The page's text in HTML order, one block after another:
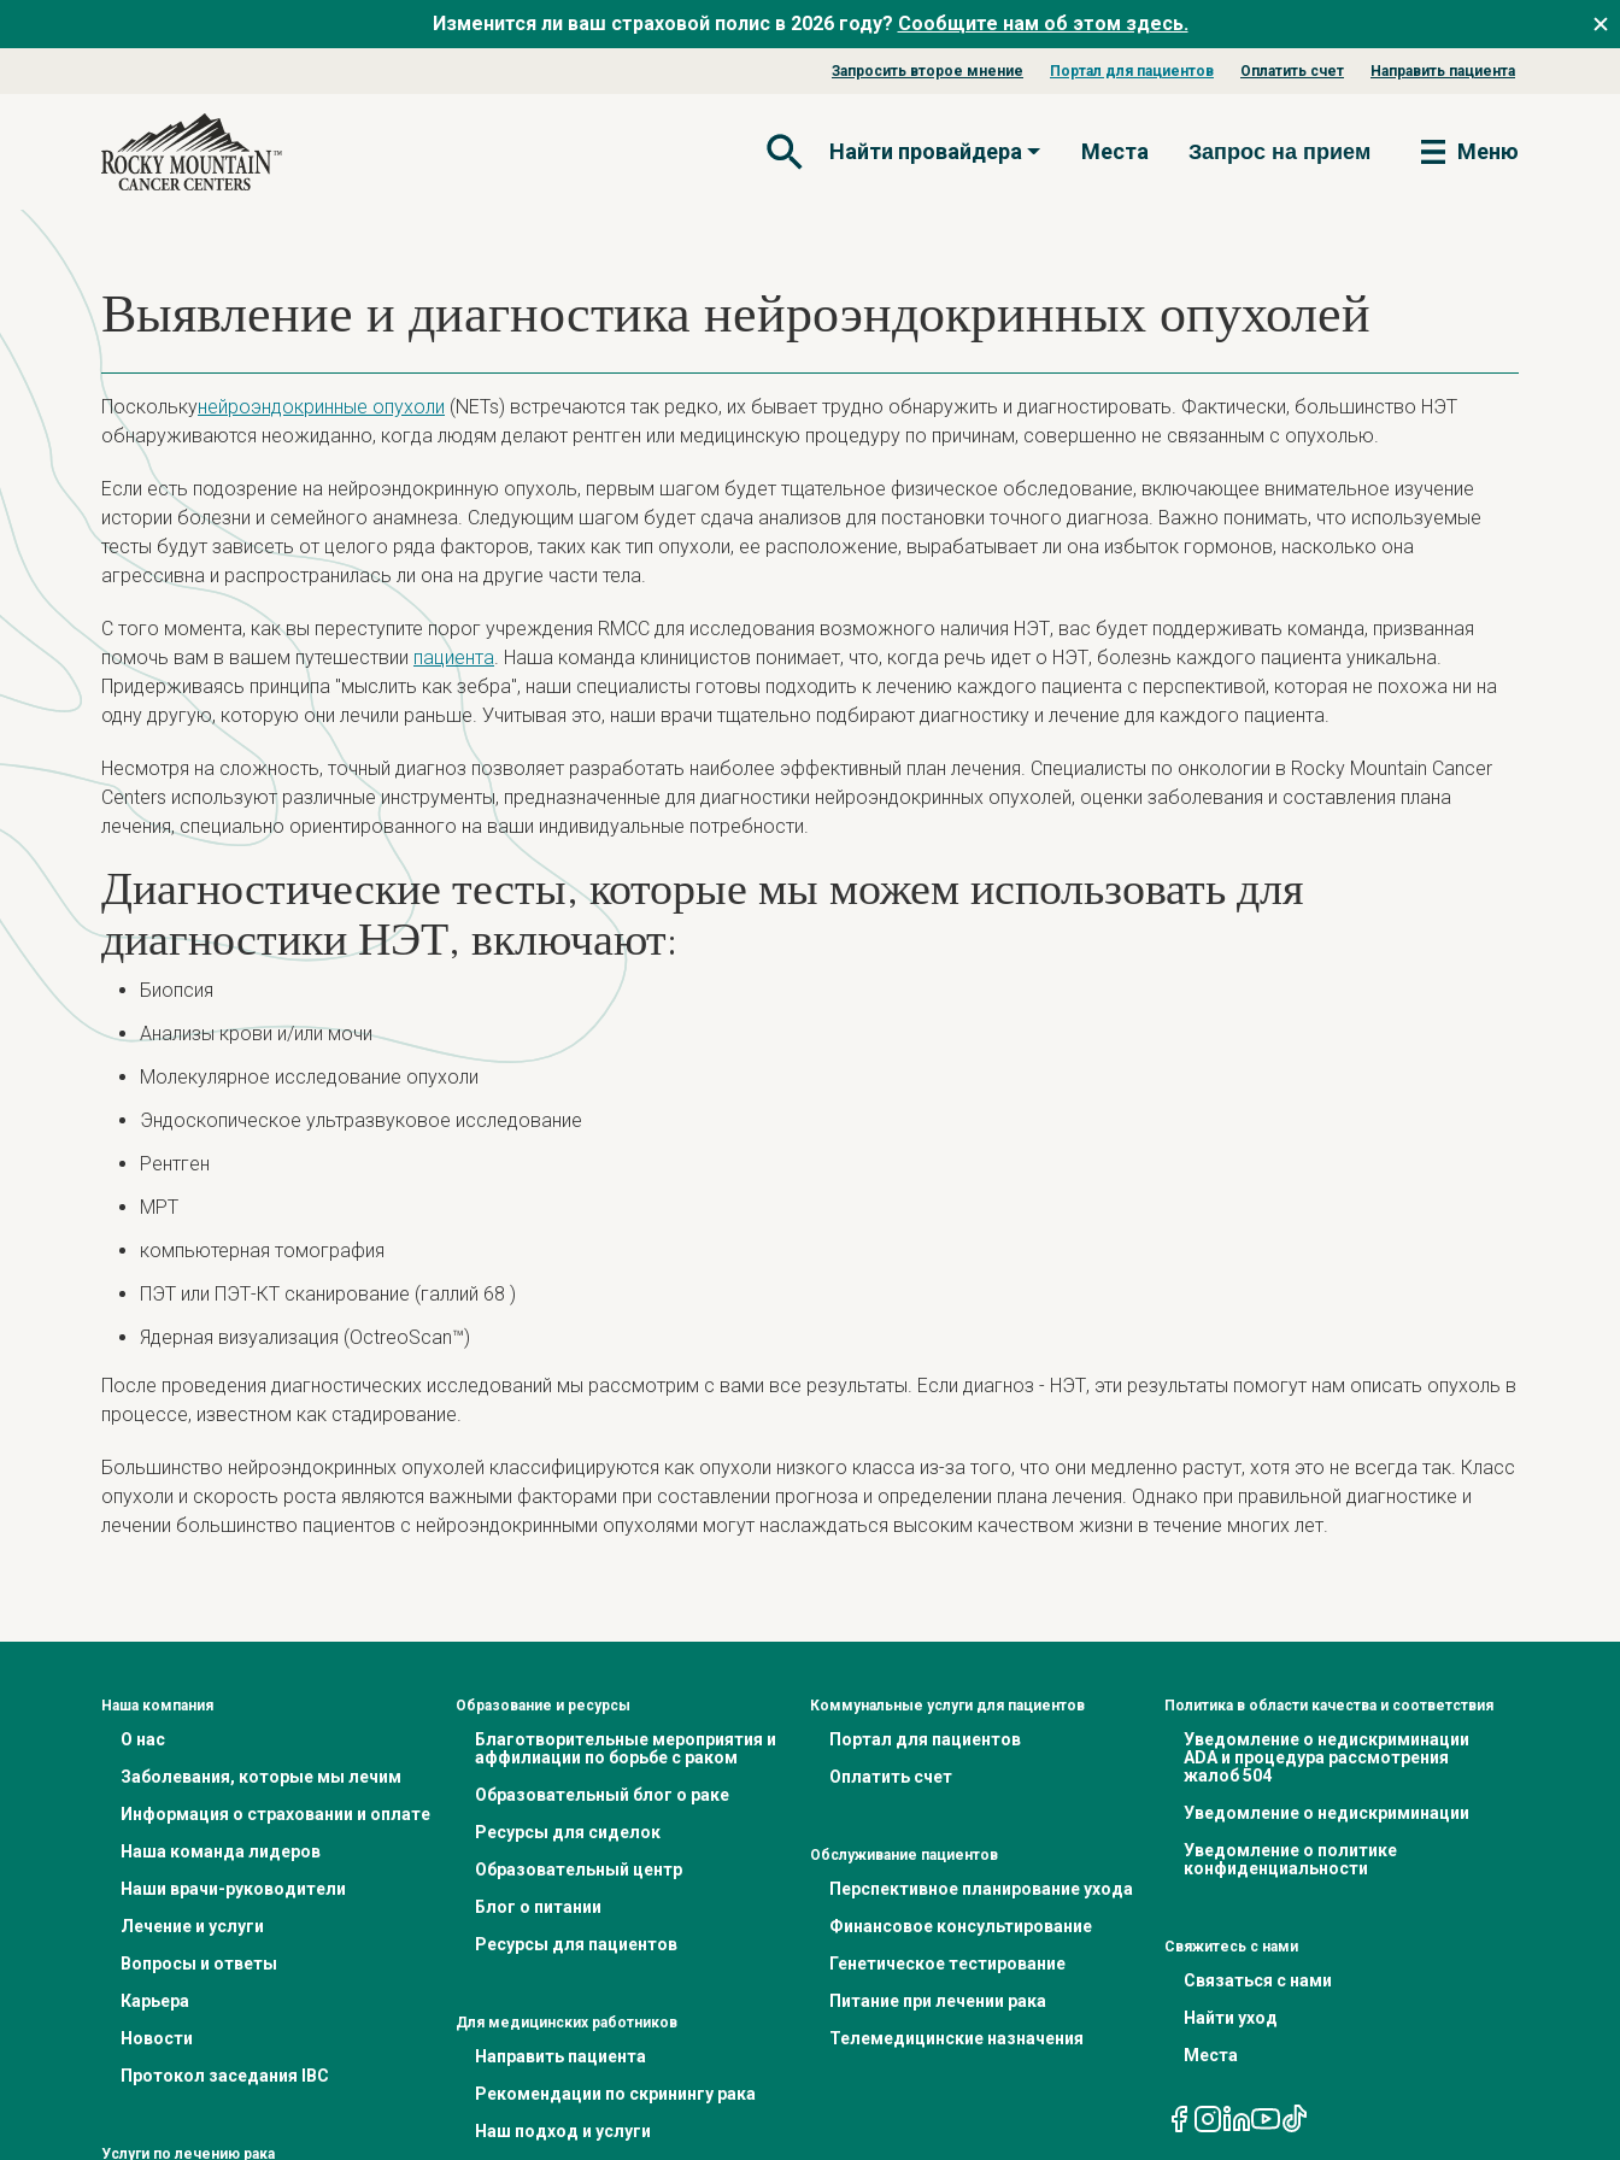
Изменится ли ваш страховой полис в 2026 году? Сообщите нам об этом здесь.
Запросить второе мнение Портал для пациентов Оплатить счет Направить пациента
Открытая форма поиска
Найти провайдера Места Запрос на прием Меню
Выявление и диагностика нейроэндокринных опухолей
Посколькунейроэндокринные опухоли (NETs) встречаются так редко, их бывает трудно обнаружить и диагностировать. Фактически, большинство НЭТ
обнаруживаются неожиданно, когда людям делают рентген или медицинскую процедуру по причинам, совершенно не связанным с опухолью.
Если есть подозрение на нейроэндокринную опухоль, первым шагом будет тщательное физическое обследование, включающее внимательное изучение
истории болезни и семейного анамнеза. Следующим шагом будет сдача анализов для постановки точного диагноза. Важно понимать, что используемые
тесты будут зависеть от целого ряда факторов, таких как тип опухоли, ее расположение, вырабатывает ли она избыток гормонов, насколько она
агрессивна и распространилась ли она на другие части тела.
С того момента, как вы переступите порог учреждения RMCC для исследования возможного наличия НЭТ, вас будет поддерживать команда, призванная
помочь вам в вашем путешествии пациента. Наша команда клиницистов понимает, что, когда речь идет о НЭТ, болезнь каждого пациента уникальна.
Придерживаясь принципа "мыслить как зебра", наши специалисты готовы подходить к лечению каждого пациента с перспективой, которая не похожа ни на
одну другую, которую они лечили раньше. Учитывая это, наши врачи тщательно подбирают диагностику и лечение для каждого пациента.
Несмотря на сложность, точный диагноз позволяет разработать наиболее эффективный план лечения. Специалисты по онкологии в Rocky Mountain Cancer
Centers используют различные инструменты, предназначенные для диагностики нейроэндокринных опухолей, оценки заболевания и составления плана
лечения, специально ориентированного на ваши индивидуальные потребности.
Диагностические тесты, которые мы можем использовать для
диагностики НЭТ, включают:
Биопсия
Анализы крови и/или мочи
Молекулярное исследование опухоли
Эндоскопическое ультразвуковое исследование
Рентген
МРТ
компьютерная томография
ПЭТ или ПЭТ-КТ сканирование (галлий 68 )
Ядерная визуализация (OctreoScan™)
После проведения диагностических исследований мы рассмотрим с вами все результаты. Если диагноз - НЭТ, эти результаты помогут нам описать опухоль в
процессе, известном как стадирование.
Большинство нейроэндокринных опухолей классифицируются как опухоли низкого класса из-за того, что они медленно растут, хотя это не всегда так. Класс
опухоли и скорость роста являются важными факторами при составлении прогноза и определении плана лечения. Однако при правильной диагностике и
лечении большинство пациентов с нейроэндокринными опухолями могут наслаждаться высоким качеством жизни в течение многих лет.
Наша компания
О нас
Заболевания, которые мы лечим
Информация о страховании и оплате
Наша команда лидеров
Наши врачи-руководители
Лечение и услуги
Вопросы и ответы
Карьера
Новости
Протокол заседания IBC
Услуги по лечению рака
Образование и ресурсы
Благотворительные мероприятия и
аффилиации по борьбе с раком
Образовательный блог о раке
Ресурсы для сиделок
Образовательный центр
Блог о питании
Ресурсы для пациентов
Для медицинских работников
Направить пациента
Рекомендации по скринингу рака
Наш подход и услуги
Коммунальные услуги для пациентов
Портал для пациентов
Оплатить счет
Обслуживание пациентов
Перспективное планирование ухода
Финансовое консультирование
Генетическое тестирование
Питание при лечении рака
Телемедицинские назначения
Политика в области качества и соответствия
Уведомление о недискриминации
ADA и процедура рассмотрения
жалоб 504
Уведомление о недискриминации
Уведомление о политике
конфиденциальности
Свяжитесь с нами
Связаться с нами
Найти уход
Места